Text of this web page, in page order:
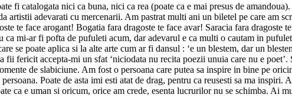
fi catalogata nici ca buna, nici ca rea (poate ca e mai presus de
artistii adevarati cu mercenarii. Am pastrat multi ani un biletel pe care am
te face arogant! Bogatia fara dragoste te face avar! Saracia fara dragoste
mi-ar fi pofta de pufuleti acum, dar adevarul e ca multi o cautam in
se poate aplica si la alte arte cum ar fi dansul : ‘e un blestem, dar un
fii fericit accepta-mi un sfat ‘niciodata nu recita poezii unuia care nu e
de slabiciune. Am fost o persoana care putea sa inspire in bine pe
Poate de asta imi esti atat de drag, pentru ca reusesti sa ma inspiri.
ca e uman si oricum, orice am crede, esenta lucrurilor nu se schimba. Ai